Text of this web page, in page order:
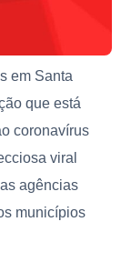
em Santa
que está
coronavírus
viral
agências
municípios